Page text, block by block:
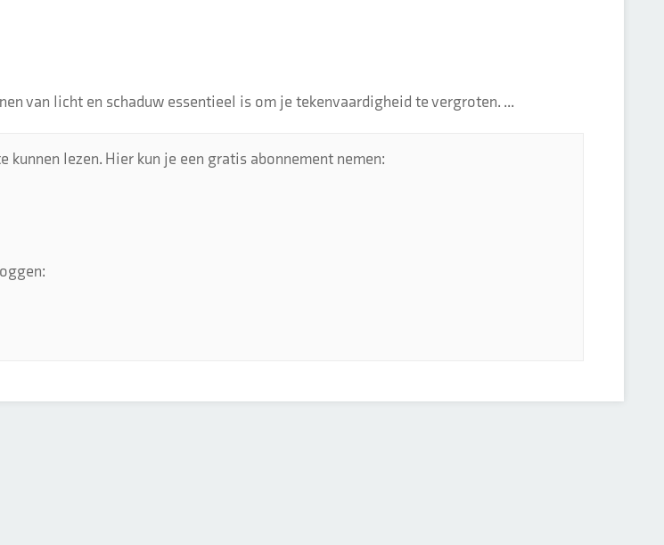
van licht en schaduw essentieel is om je tekenvaardigheid te vergroten. ...
kunnen lezen. Hier kun je een gratis abonnement nemen: